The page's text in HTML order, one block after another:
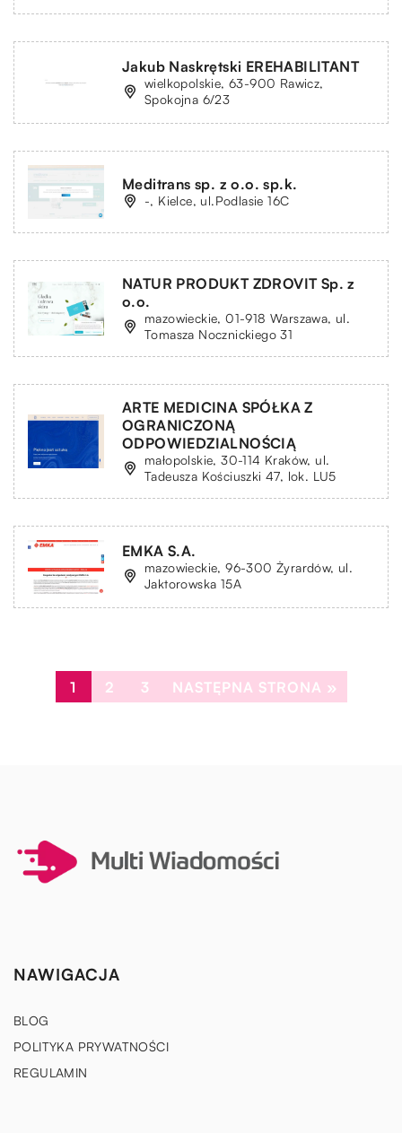
Jakub Naskrętski EREHABILITANT
wielkopolskie, 63-900 Rawicz,
Spokojna 6/23
Meditrans sp. z o.o. sp.k.
-, Kielce, ul.Podlasie 16C
NATUR PRODUKT ZDROVIT Sp. z
o.o.
mazowieckie, 01-918 Warszawa, ul.
Tomasza Nocznickiego 31
ARTE MEDICINA SPÓŁKA Z
OGRANICZONĄ
ODPOWIEDZIALNOŚCIĄ
małopolskie, 30-114 Kraków, ul.
Tadeusza Kościuszki 47, lok. LU5
EMKA S.A.
mazowieckie, 96-300 Żyrardów, ul.
Jaktorowska 15A
1 2 3 NASTĘPNA STRONA »
NAWIGACJA
BLOG
POLITYKA PRYWATNOŚCI
REGULAMIN